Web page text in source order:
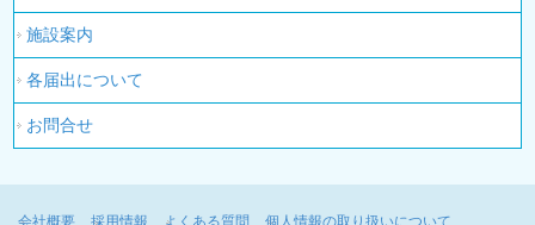
施設案内
各届出について
お問合せ
会社概要 採用情報 よくある質問 個人情報の取り扱いについて